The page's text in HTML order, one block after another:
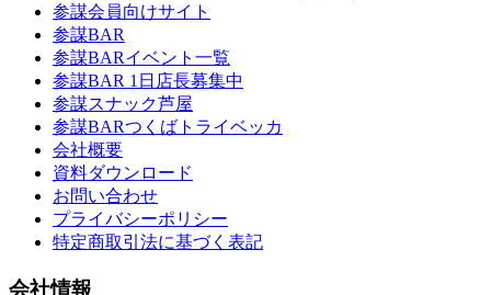
参謀会員向けサイト
参謀BAR
参謀BARイベント一覧
参謀BAR 1日店長募集中
参謀スナック芦屋
参謀BARつくばトライベッカ
会社概要
資料ダウンロード
お問い合わせ
プライバシーポリシー
特定商取引法に基づく表記
会社情報